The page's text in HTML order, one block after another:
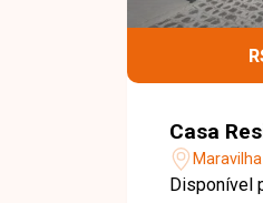
Casa
Disponível